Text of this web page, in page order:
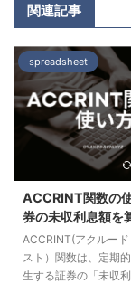
関連記事
spreadsheet
ACCRINT関数の
券の未収利息額を
ACCRINT(アクルー
スト）関数は、定期
生する証券の「未収